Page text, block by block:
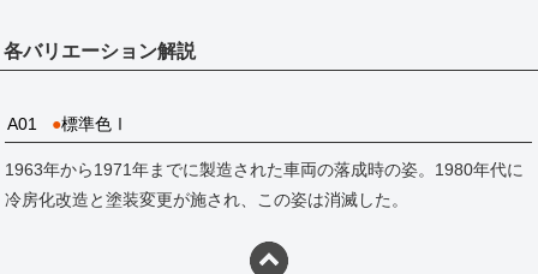
各バリエーション解説
A01 ●標準色Ⅰ
1963年から1971年までに製造された車両の落成時の姿。1980年代に
冷房化改造と塗装変更が施され、この姿は消滅した。